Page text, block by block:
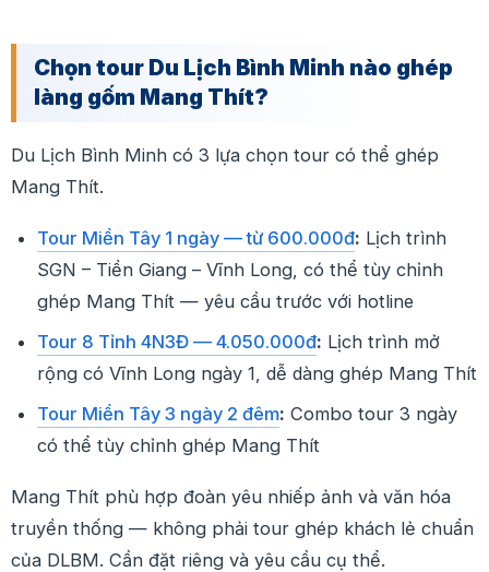
Chọn tour Du Lịch Bình Minh nào ghép
làng gốm Mang Thít?
Du Lịch Bình Minh có 3 lựa chọn tour có thể ghép
Mang Thít.
Tour Miền Tây 1 ngày — từ 600.000đ: Lịch trình
SGN – Tiền Giang – Vĩnh Long, có thể tùy chỉnh
ghép Mang Thít — yêu cầu trước với hotline
Tour 8 Tỉnh 4N3Đ — 4.050.000đ: Lịch trình mở
rộng có Vĩnh Long ngày 1, dễ dàng ghép Mang Thít
Tour Miền Tây 3 ngày 2 đêm: Combo tour 3 ngày
có thể tùy chỉnh ghép Mang Thít
Mang Thít phù hợp đoàn yêu nhiếp ảnh và văn hóa
truyền thống — không phải tour ghép khách lẻ chuẩn
của DLBM. Cần đặt riêng và yêu cầu cụ thể.